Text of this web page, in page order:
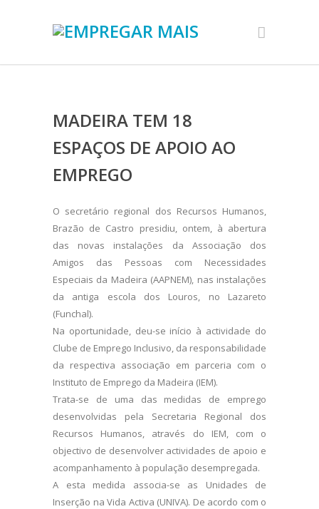
MADEIRA TEM 18
ESPAÇOS DE APOIO AO
EMPREGO
O secretário regional dos Recursos Humanos,
Brazão de Castro presidiu, ontem, à abertura
das novas instalações da Associação dos
Amigos das Pessoas com Necessidades
Especiais da Madeira (AAPNEM), nas instalações
da antiga escola dos Louros, no Lazareto
(Funchal).
Na oportunidade, deu-se início à actividade do
Clube de Emprego Inclusivo, da responsabilidade
da respectiva associação em parceria com o
Instituto de Emprego da Madeira (IEM).
Trata-se de uma das medidas de emprego
desenvolvidas pela Secretaria Regional dos
Recursos Humanos, através do IEM, com o
objectivo de desenvolver actividades de apoio e
acompanhamento à população desempregada.
A esta medida associa-se as Unidades de
Inserção na Vida Activa (UNIVA). De acordo com o